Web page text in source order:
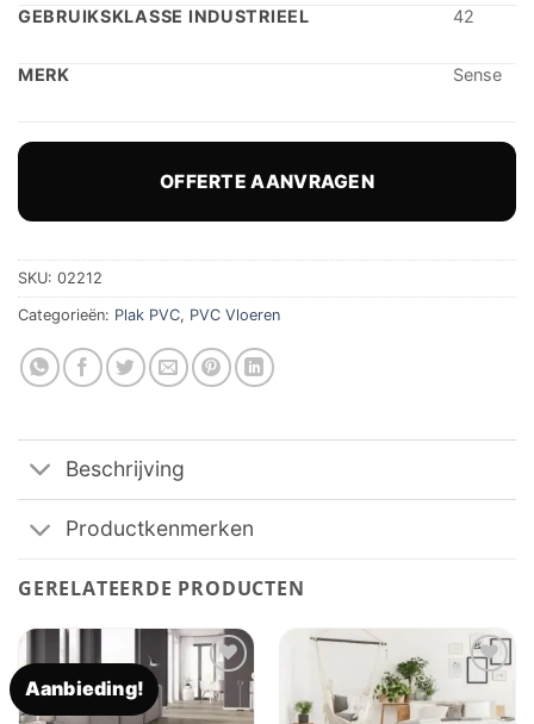
GEBRUIKSKLASSE INDUSTRIEEL 42
MERK Sense
OFFERTE AANVRAGEN
SKU: 02212
Categorieën: Plak PVC, PVC Vloeren
Beschrijving
Productkenmerken
GERELATEERDE PRODUCTEN
Aanbieding!
Toevoegen
aan
Toevoegen
aan